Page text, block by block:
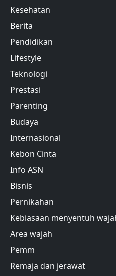
Kesehatan
Berita
Pendidikan
Lifestyle
Teknologi
Prestasi
Parenting
Budaya
Internasional
Kebon Cinta
Info ASN
Bisnis
Pernikahan
Kebiasaan menyentuh
Area wajah
Pemm
Remaja dan jerawat